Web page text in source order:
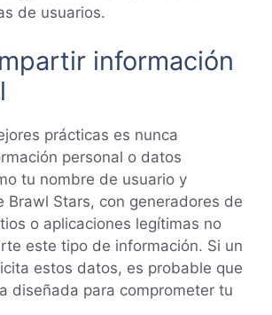
de usuarios.
información
prácticas es nunca
personal o datos
tu nombre de usuario y
Brawl Stars, con generadores de
o aplicaciones legítimas no
este tipo de información. Si un
estos datos, es probable que
diseñada para comprometer tu